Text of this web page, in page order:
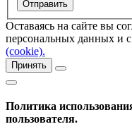
Оставаясь на сайте вы
персональных данных и с
(cookie).
Принять
Политика
пользователя.